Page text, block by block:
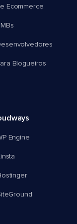
Ecommerce
Blogueiros
Engine